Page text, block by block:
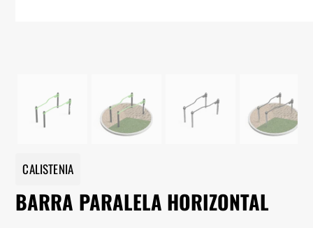
CALISTENIA
BARRA PARALELA HORIZONTAL